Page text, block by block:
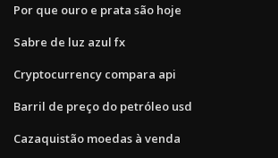
Por que ouro e prata são hoje
Sabre de luz azul fx
Cryptocurrency compara api
Barril de preço do petróleo usd
Cazaquistão moedas à venda